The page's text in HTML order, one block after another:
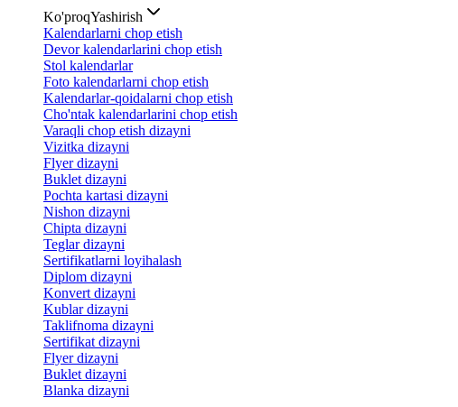
Ko'proqYashirish
Kalendarlarni chop etish
Devor kalendarlarini chop etish
Stol kalendarlar
Foto kalendarlarni chop etish
Kalendarlar-qoidalarni chop etish
Cho'ntak kalendarlarini chop etish
Varaqli chop etish dizayni
Vizitka dizayni
Flyer dizayni
Buklet dizayni
Pochta kartasi dizayni
Nishon dizayni
Chipta dizayni
Teglar dizayni
Sertifikatlarni loyihalash
Diplom dizayni
Konvert dizayni
Kublar dizayni
Taklifnoma dizayni
Sertifikat dizayni
Flyer dizayni
Buklet dizayni
Blanka dizayni